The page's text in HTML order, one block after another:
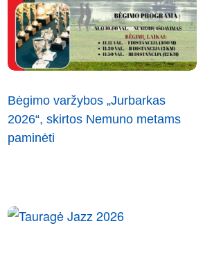
Bėgimo varžybos „Jurbarkas
2026“, skirtos Nemuno metams
paminėti